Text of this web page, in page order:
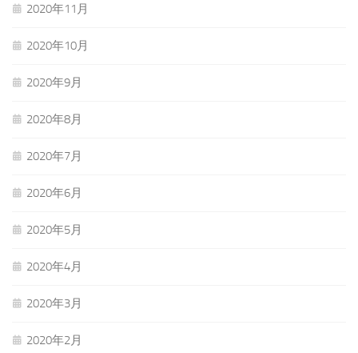
2020年11月
2020年10月
2020年9月
2020年8月
2020年7月
2020年6月
2020年5月
2020年4月
2020年3月
2020年2月